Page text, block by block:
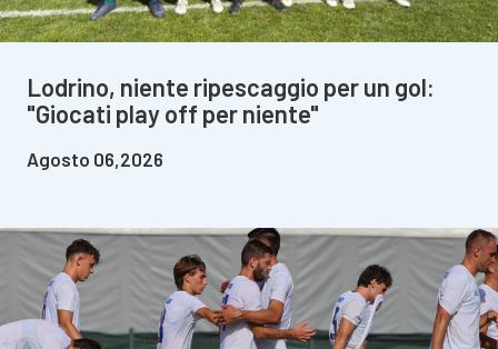
Lodrino, niente ripescaggio per un gol:
"Giocati play off per niente"
Agosto 06,2026